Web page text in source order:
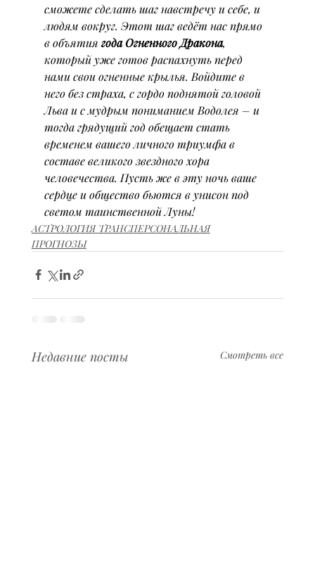
сможете сделать шаг навстречу и себе, и
людям вокруг. Этот шаг ведёт нас прямо
в объятия года Огненного Дракона,
который уже готов распахнуть перед
нами свои огненные крылья. Войдите в
него без страха, с гордо поднятой головой
Льва и с мудрым пониманием Водолея – и
тогда грядущий год обещает стать
временем вашего личного триумфа в
составе великого звездного хора
человечества. Пусть же в эту ночь ваше
сердце и общество бьются в унисон под
светом таинственной Луны!
АСТРОЛОГИЯ ТРАНСПЕРСОНАЛЬНАЯ
ПРОГНОЗЫ
Недавние посты Смотреть все